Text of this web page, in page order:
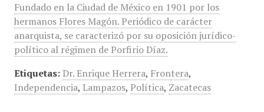
Fundado en la Ciudad de México en 1901 por los
hermanos Flores Magón. Periódico de carácter
anarquista, se caracterizó por su oposición jurídico-
político al régimen de Porfirio Díaz.
Etiquetas: Dr. Enrique Herrera, Frontera,
Independencia, Lampazos, Política, Zacatecas